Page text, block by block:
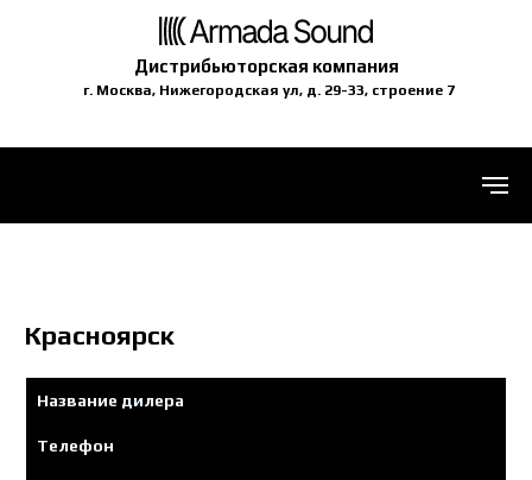
Дистрибьюторская компания
г. Москва, Нижегородская ул, д. 29-33, строение 7
Красноярск
Название дилера
Телефон